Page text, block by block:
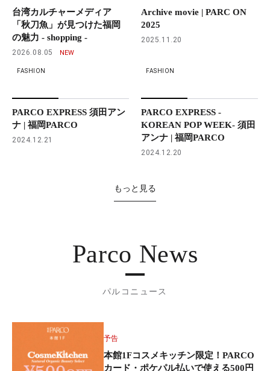
台湾カルチャーメディア
「秋刀魚」が見つけた福岡
の魅力 - shopping -
2026.08.05
Archive movie | PARC ON
2025
2025.11.20
FASHION
PARCO EXPRESS 須田アン
ナ | 福岡PARCO
2024.12.21
FASHION
PARCO EXPRESS -
KOREAN POP WEEK- 須田
アンナ | 福岡PARCO
2024.12.20
もっと見る
Parco News
パルコニュース
予告
本館1Fコスメキッチン限定！PARCO
カード・ポケパル払いで使える500円